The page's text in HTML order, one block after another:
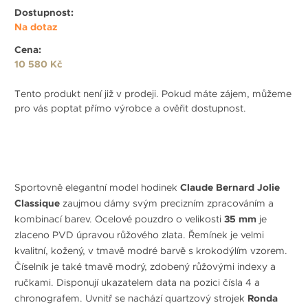
Dostupnost:
Na dotaz
Cena:
10 580 Kč
Tento produkt není již v prodeji. Pokud máte zájem, můžeme
pro vás poptat přímo výrobce a ověřit dostupnost.
Sportovně elegantní model hodinek Claude Bernard Jolie
Classique zaujmou dámy svým precizním zpracováním a
kombinací barev. Ocelové pouzdro o velikosti 35 mm je
zlaceno PVD úpravou růžového zlata. Řemínek je velmi
kvalitní, kožený, v tmavě modré barvě s krokodýlím vzorem.
Číselník je také tmavě modrý, zdobený růžovými indexy a
ručkami. Disponují ukazatelem data na pozici čísla 4 a
chronografem. Uvnitř se nachází quartzový strojek Ronda